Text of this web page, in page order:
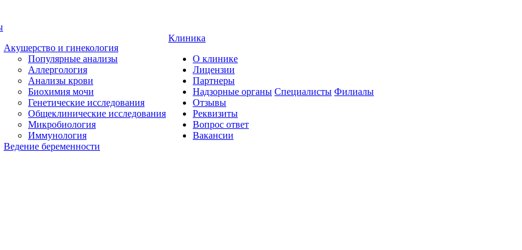
Акушерство и гинекология
Популярные анализы
Аллергология
Анализы крови
Биохимия мочи
Генетические исследования
Общеклинические исследования
Микробиология
Иммунология
Ведение беременности
Клиника
О клинике
Лицензии
Партнеры
Надзорные органы
Отзывы
Реквизиты
Вопрос ответ
Вакансии
Специалисты Филиалы